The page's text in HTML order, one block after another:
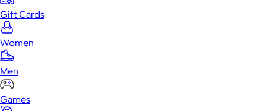
Gift Cards
Women
Men
Games